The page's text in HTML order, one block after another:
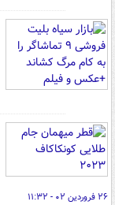
۲۶ فروردین ۰۲ - ۱۱:۳۲